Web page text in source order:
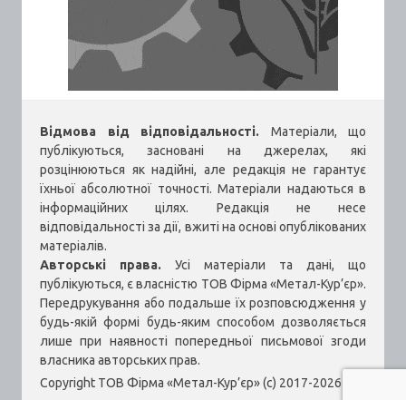
Відмова від відповідальності. Матеріали, що
публікуються, засновані на джерелах, які
розцінюються як надійні, але редакція не гарантує
їхньої абсолютної точності. Матеріали надаються в
інформаційних цілях. Редакція не несе
відповідальності за дії, вжиті на основі опублікованих
матеріалів.
Авторські права. Усі матеріали та дані, що
публікуються, є власністю ТОВ Фірма «Метал-Кур’єр».
Передрукування або подальше їх розповсюдження у
будь-якій формі будь-яким способом дозволяється
лише при наявності попередньої письмової згоди
власника авторських прав.
Copyright ТОВ Фірма «Метал-Кур’єр» (c) 2017-2026